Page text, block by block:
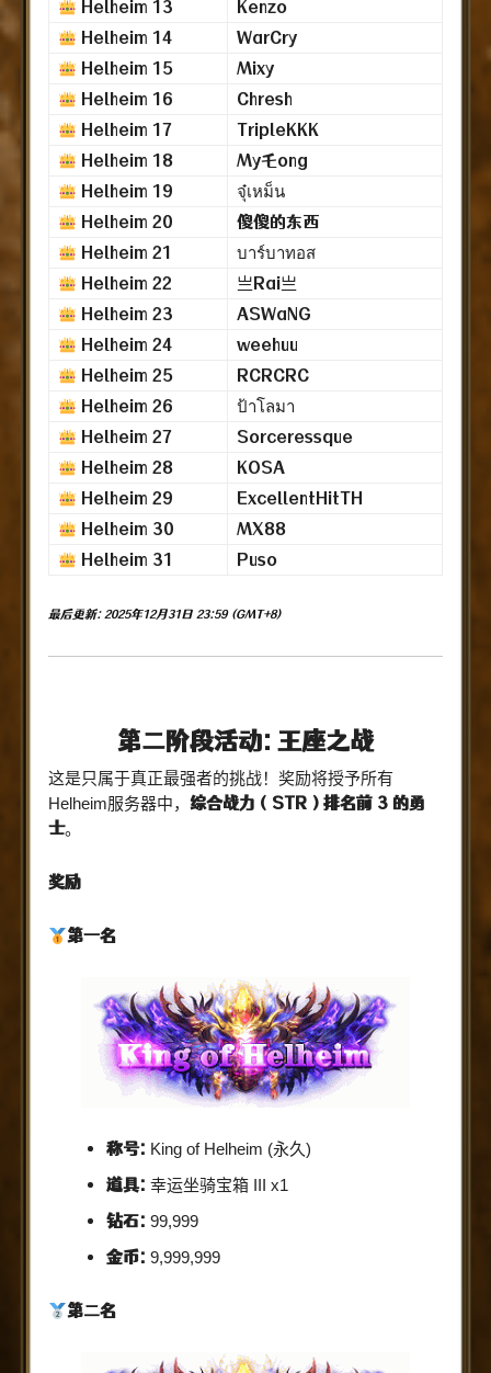
Helheim 13
Kenzo
Helheim 14
WarCry
Helheim 15
Mixy
Helheim 16
Chresh
Helheim 17
TripleKKK
Helheim 18
My乇ong
Helheim 19
จุ๋เหม็น
Helheim 20
傻傻的东西
Helheim 21
บาร์บาทอส
Helheim 22
亗Rai亗
Helheim 23
ASWaNG
Helheim 24
weehuu
Helheim 25
RCRCRC
Helheim 26
ป้าโลมา
Helheim 27
Sorceressque
Helheim 28
KOSA
Helheim 29
ExcellentHitTH
Helheim 30
MX88
Helheim 31
Puso
最后更新: 2025年12月31日 23:59 (GMT+8)
第二阶段活动: 王座之战
这是只属于真正最强者的挑战！奖励将授予所有
Helheim服务器中， 综合战力（STR）排名前 3 的勇
士。
奖励
第一名
称号: King of Helheim (永久)
道具: 幸运坐骑宝箱 III x1
钻石: 99,999
金币: 9,999,999
第二名